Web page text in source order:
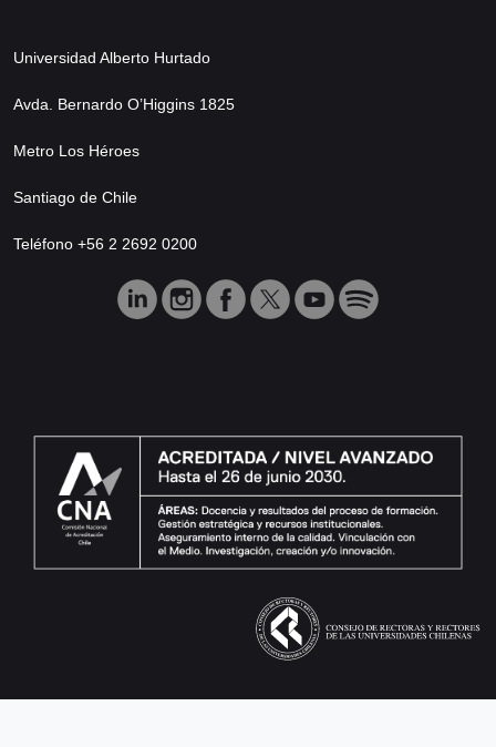
Universidad Alberto Hurtado
Avda. Bernardo O’Higgins 1825
Metro Los Héroes
Santiago de Chile
Teléfono +56 2 2692 0200